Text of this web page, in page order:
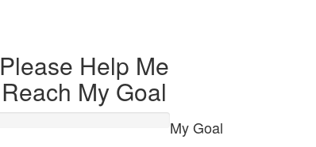
Please Help Me
Reach My Goal
My Goal